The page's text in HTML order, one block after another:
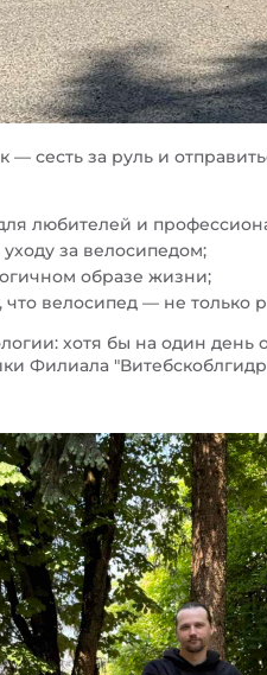
сесть за руль и
любителей и
за велосипедом;
образе жизни;
велосипед — не только
хотя бы на один день
Филиала